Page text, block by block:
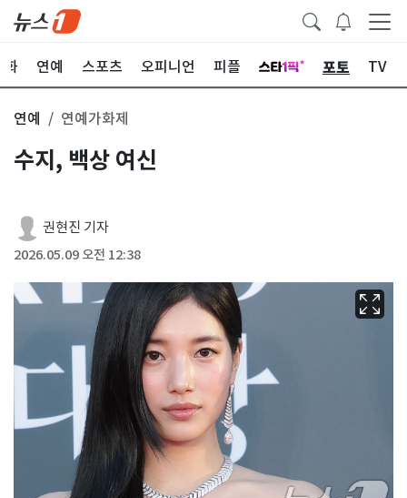
화 연예 스포츠 오피니언 피플 포토 TV
연예 연예가화제
수지, 백상 여신
권현진 기자
2026.05.09 오전 12:38